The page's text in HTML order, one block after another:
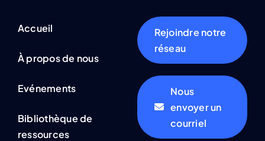
Accueil
À propos de nous
Evénements
Bibliothèque de
ressources
Rejoindre notre
réseau
Nous
envoyer un
courriel